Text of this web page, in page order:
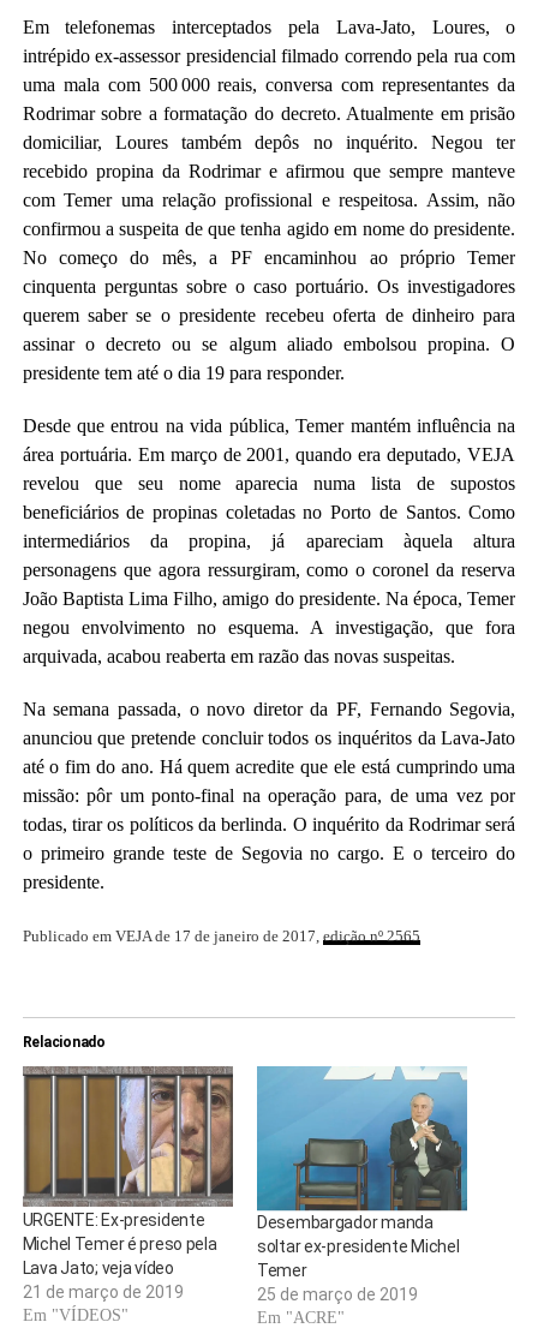
Em telefonemas interceptados pela Lava-Jato, Loures, o
intrépido ex-assessor presidencial filmado correndo pela rua com
uma mala com 500 000 reais, conversa com representantes da
Rodrimar sobre a formatação do decreto. Atualmente em prisão
domiciliar, Loures também depôs no inquérito. Negou ter
recebido propina da Rodrimar e afirmou que sempre manteve
com Temer uma relação profissional e respeitosa. Assim, não
confirmou a suspeita de que tenha agido em nome do presidente.
No começo do mês, a PF encaminhou ao próprio Temer
cinquenta perguntas sobre o caso portuário. Os investigadores
querem saber se o presidente recebeu oferta de dinheiro para
assinar o decreto ou se algum aliado embolsou propina. O
presidente tem até o dia 19 para responder.
Desde que entrou na vida pública, Temer mantém influência na
área portuária. Em março de 2001, quando era deputado, VEJA
revelou que seu nome aparecia numa lista de supostos
beneficiários de propinas coletadas no Porto de Santos. Como
intermediários da propina, já apareciam àquela altura
personagens que agora ressurgiram, como o coronel da reserva
João Baptista Lima Filho, amigo do presidente. Na época, Temer
negou envolvimento no esquema. A investigação, que fora
arquivada, acabou reaberta em razão das novas suspeitas.
Na semana passada, o novo diretor da PF, Fernando Segovia,
anunciou que pretende concluir todos os inquéritos da Lava-Jato
até o fim do ano. Há quem acredite que ele está cumprindo uma
missão: pôr um ponto-final na operação para, de uma vez por
todas, tirar os políticos da berlinda. O inquérito da Rodrimar será
o primeiro grande teste de Segovia no cargo. E o terceiro do
presidente.
Publicado em VEJA de 17 de janeiro de 2017, edição nº 2565
Relacionado
URGENTE: Ex-presidente
Michel Temer é preso pela
Lava Jato; veja vídeo
21 de março de 2019
Em "VÍDEOS"
Desembargador manda
soltar ex-presidente Michel
Temer
25 de março de 2019
Em "ACRE"